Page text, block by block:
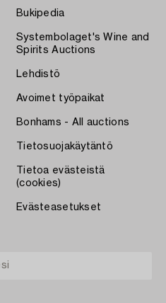
Bukipedia
Systembolaget's Wine and
Spirits Auctions
Lehdistö
Avoimet työpaikat
Bonhams - All auctions
Tietosuojakäytäntö
Tietoa evästeistä
(cookies)
Evästeasetukset